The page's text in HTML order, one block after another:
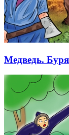
Медведь.